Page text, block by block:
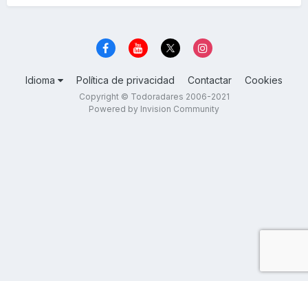
Idioma Política de privacidad Contactar Cookies
Copyright © Todoradares 2006-2021
Powered by Invision Community